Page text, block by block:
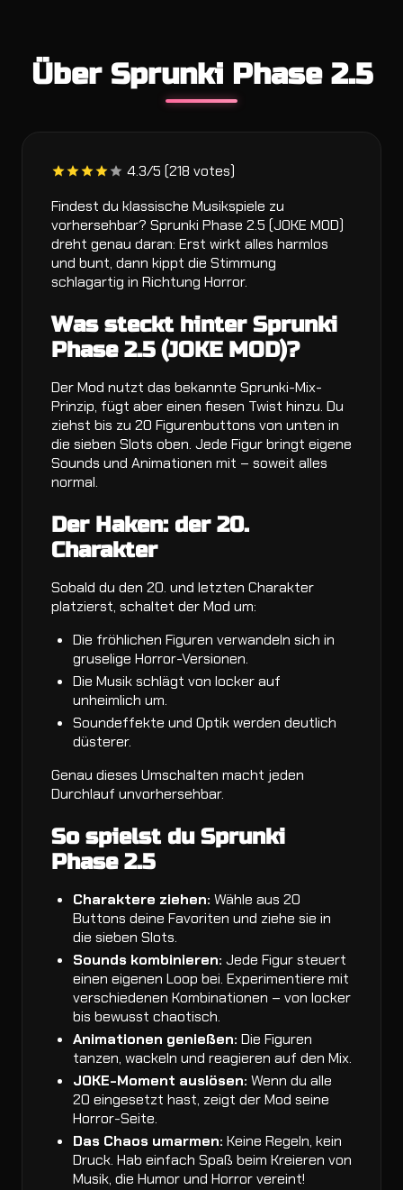
Über Sprunki Phase 2.5
4.3/5 (218 votes)
Findest du klassische Musikspiele zu
vorhersehbar? Sprunki Phase 2.5 (JOKE MOD)
dreht genau daran: Erst wirkt alles harmlos
und bunt, dann kippt die Stimmung
schlagartig in Richtung Horror.
Was steckt hinter Sprunki
Phase 2.5 (JOKE MOD)?
Der Mod nutzt das bekannte Sprunki-Mix-
Prinzip, fügt aber einen fiesen Twist hinzu. Du
ziehst bis zu 20 Figurenbuttons von unten in
die sieben Slots oben. Jede Figur bringt eigene
Sounds und Animationen mit – soweit alles
normal.
Der Haken: der 20.
Charakter
Sobald du den 20. und letzten Charakter
platzierst, schaltet der Mod um:
Die fröhlichen Figuren verwandeln sich in
gruselige Horror-Versionen.
Die Musik schlägt von locker auf
unheimlich um.
Soundeffekte und Optik werden deutlich
düsterer.
Genau dieses Umschalten macht jeden
Durchlauf unvorhersehbar.
So spielst du Sprunki
Phase 2.5
Charaktere ziehen: Wähle aus 20
Buttons deine Favoriten und ziehe sie in
die sieben Slots.
Sounds kombinieren: Jede Figur steuert
einen eigenen Loop bei. Experimentiere mit
verschiedenen Kombinationen – von locker
bis bewusst chaotisch.
Animationen genießen: Die Figuren
tanzen, wackeln und reagieren auf den Mix.
JOKE-Moment auslösen: Wenn du alle
20 eingesetzt hast, zeigt der Mod seine
Horror-Seite.
Das Chaos umarmen: Keine Regeln, kein
Druck. Hab einfach Spaß beim Kreieren von
Musik, die Humor und Horror vereint!